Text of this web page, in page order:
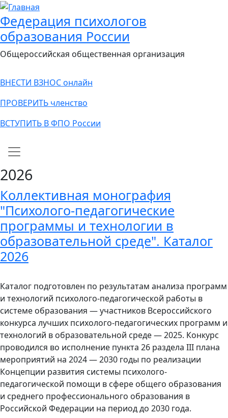
Федерация психологов
образования России
Общероссийская общественная организация
ВНЕСТИ ВЗНОС онлайн
ПРОВЕРИТЬ членство
ВСТУПИТЬ В ФПО России
Main navigation
2026
Коллективная монография
"Психолого-педагогические
программы и технологии в
образовательной среде". Каталог
2026
Каталог подготовлен по результатам анализа программ
и технологий психолого-педагогической работы в
системе образования — участников Всероссийского
конкурса лучших психолого-педагогических программ и
технологий в образовательной среде — 2025. Конкурс
проводился во исполнение пункта 26 раздела III плана
мероприятий на 2024 — 2030 годы по реализации
Концепции развития системы психолого-
педагогической помощи в сфере общего образования
и среднего профессионального образования в
Российской Федерации на период до 2030 года.